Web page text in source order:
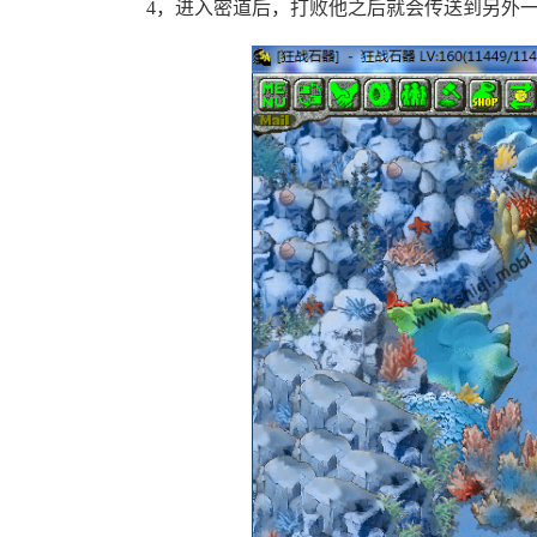
4，进入密道后，打败他之后就会传送到另外